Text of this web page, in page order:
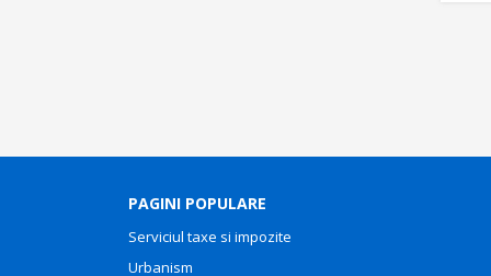
PAGINI POPULARE
Serviciul taxe si impozite
Urbanism